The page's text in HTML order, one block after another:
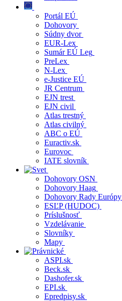
Portál EÚ
Dohovory
Súdny dvor
EUR-Lex
Sumár EÚ Leg
PreLex
N-Lex
e-Justice EÚ
JR Centrum
EJN trest
EJN civil
Atlas trestný
Atlas civilný
ABC o EÚ
Euractiv.sk
Eurovoc
IATE slovník
Dohovory OSN
Dohovory Haag
Dohovory Rady Európy
ESĽP (HUDOC)
Príslušnosť
Vzdelávanie
Slovníky
Mapy
ASPI.sk
Beck.sk
Dashofer.sk
EPI.sk
Epredpisy.sk